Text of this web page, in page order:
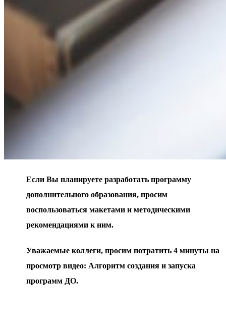
Если Вы планируете разработать программу
дополнительного образования, просим
воспользоваться макетами и методическими
рекомендациями к ним.
Уважаемые коллеги, просим потратить 4 минуты на
просмотр видео: Алгоритм создания и запуска
программ ДО.